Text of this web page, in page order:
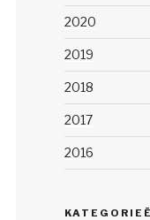
2020
2019
2018
2017
2016
KATEGORIEË